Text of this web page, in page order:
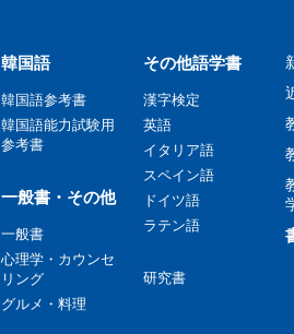
韓国語
韓国語参考書
韓国語能力試験用
参考書
一般書・その他
一般書
心理学・カウンセ
リング
グルメ・料理
その他語学書
漢字検定
英語
イタリア語
スペイン語
ドイツ語
ラテン語
研究書